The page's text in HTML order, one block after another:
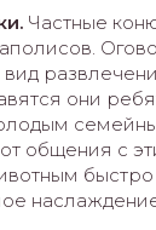
Частные
они
общения с